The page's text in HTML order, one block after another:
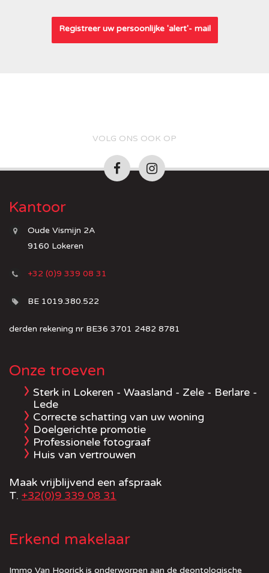
Registreer uw persoonlijke 'alert'- mail
VOLG ONS OOK OP
Kantoor
Oude Vismijn 2A
9160 Lokeren
+32 (0)9 339 08 31
BE 1019.380.522
derden rekening nr BE36 3701 2482 8781
Onze troeven
Sterk in Lokeren - Waasland - Zele - Berlare -
Lede
Correcte schatting van uw woning
Doelgerichte promotie
Professionele fotograaf
Huis van vertrouwen
Maak vrijblijvend een afspraak
T. +32(0)9 339 08 31
Erkend makelaar
Immo Van Hoorick is onderworpen aan de deontologische